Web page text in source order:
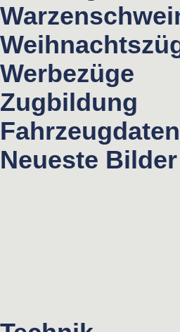
Werbezüge
Zugbildung
Neueste Bilder